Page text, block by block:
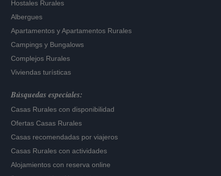
Hostales Rurales
Albergues
Apartamentos yApartamentos Rurales
Campings y Bungalows
Complejos Rurales
Viviendas turísticas
Búsquedas especiales:
Casas Rurales con disponibilidad
Ofertas Casas Rurales
Casas recomendadas por viajeros
Casas Rurales con actividades
Alojamientos con reserva online